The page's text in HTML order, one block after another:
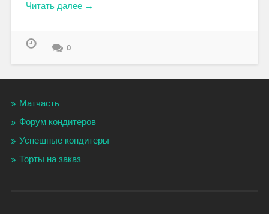
Читать далее →
0
Матчасть
Форум кондитеров
Успешные кондитеры
Торты на заказ